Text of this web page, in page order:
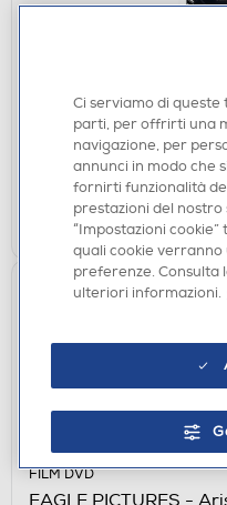
EAGLE PICTURES -
€ 1,90
Acquisto online:
Ritiro in negozio in 30'
FILM DVD
EAGLE PICTURES -
Ci serviamo di
parti, per offrirti una
navigazione, per
annunci in modo che
fornirti funzionalità
prestazioni del nostro
“Impostazioni
quali cookie verranno
preferenze. Consulta
ulteriori informazioni.